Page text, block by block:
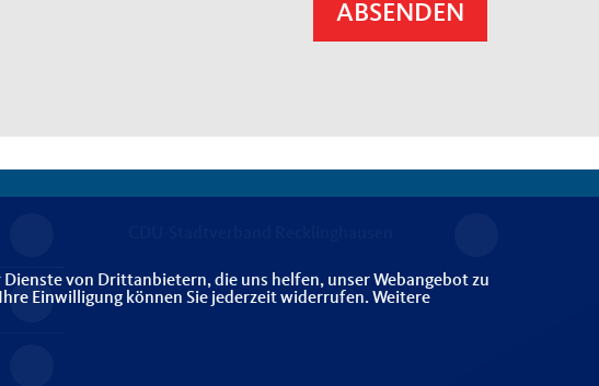
ABSENDEN
von Drittanbietern, die uns helfen, unser Webangebot zu
Einwilligung können Sie jederzeit widerrufen. Weitere